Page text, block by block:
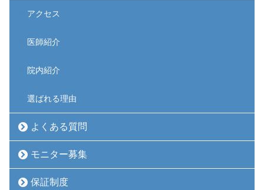
アクセス
医師紹介
院内紹介
選ばれる理由
よくある質問
モニター募集
保証制度